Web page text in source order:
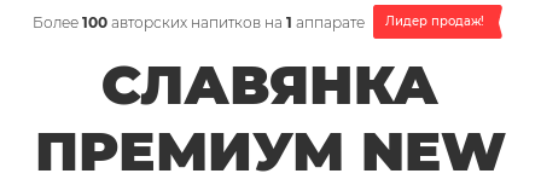
СЛАВЯНКА
ПРЕМИУМ NEW
Более 100авторских напитков на 1 аппарате Лидер продаж!